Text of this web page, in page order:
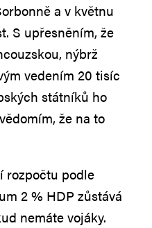
a v květnu
S upřesněním, že
nýbrž
vedením 20 tisíc
státníků ho
že na to
rozpočtu podle
2 % HDP zůstává
nemáte vojáky.